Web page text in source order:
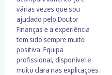
várias vezes que sou
ajudado pelo Doutor
Finanças e a experiência
tem sido sempre muito
positiva. Equipa
profissional, disponível e
muito clara nas explicações.